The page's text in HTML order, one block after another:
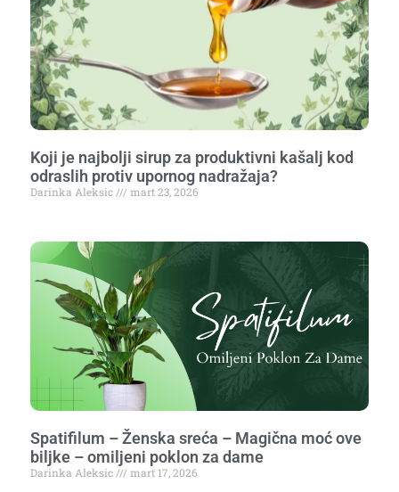
Koji je najbolji sirup za produktivni kašalj kod
odraslih protiv upornog nadražaja?
Darinka Aleksic mart 23, 2026
Spatifilum – Ženska sreća – Magična moć ove
biljke – omiljeni poklon za dame
Darinka Aleksic mart 17, 2026